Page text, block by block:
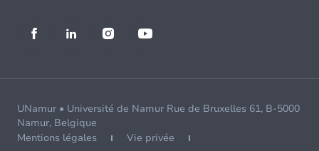
UNamur • Université de Namur Rue de Bruxelles 61, B-5000
Namur, Belgique
Mentions légales
Vie privée